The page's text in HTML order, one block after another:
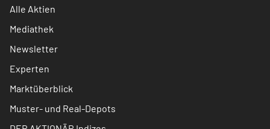
Alle Aktien
Mediathek
Newsletter
Experten
Marktüberblick
Muster- und Real-Depots